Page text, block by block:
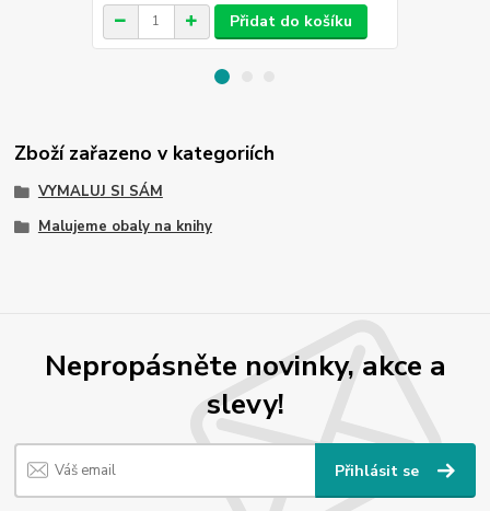
Přidat do košíku
Zboží zařazeno v kategoriích
VYMALUJ SI SÁM
Malujeme obaly na knihy
Nepropásněte novinky, akce a
slevy!
Přihlásit se